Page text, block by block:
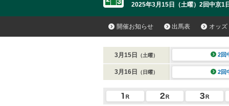
2025年3月15日（土曜）2回中京1
開催お知らせ 出馬表 オッズ
3月15日 （土曜） 2回
3月16日 （日曜） 2回